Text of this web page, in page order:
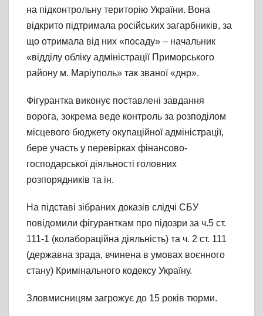
на підконтрольну територію України. Вона
відкрито підтримала російських загарбників, за
що отримала від них «посаду» – начальник
«відділу обліку адміністрації Приморського
району м. Маріуполь» так званої «днр».
Фігурантка виконує поставлені завдання
ворога, зокрема веде контроль за розподілом
місцевого бюджету окупаційної адміністрації,
бере участь у перевірках фінансово-
господарської діяльності головних
розпорядників та ін.
На підставі зібраних доказів слідчі СБУ
повідомили фігуранткам про підозри за ч.5 ст.
111-1 (колабораційна діяльність) та ч. 2 ст. 111
(державна зрада, вчинена в умовах воєнного
стану) Кримінального кодексу Україну.
Зловмисницям загрожує до 15 років тюрми.